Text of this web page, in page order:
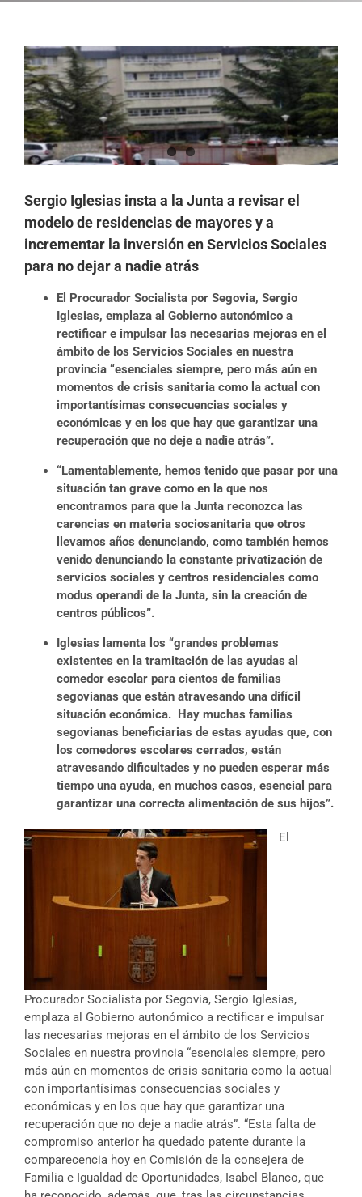
Ver
imagen
más
grande
Sergio Iglesias insta a la Junta a revisar el
modelo de residencias de mayores y a
incrementar la inversión en Servicios Sociales
para no dejar a nadie atrás
El Procurador Socialista por Segovia, Sergio
Iglesias, emplaza al Gobierno autonómico a
rectificar e impulsar las necesarias mejoras en el
ámbito de los Servicios Sociales en nuestra
provincia “esenciales siempre, pero más aún en
momentos de crisis sanitaria como la actual con
importantísimas consecuencias sociales y
económicas y en los que hay que garantizar una
recuperación que no deje a nadie atrás”.
“Lamentablemente, hemos tenido que pasar por una
situación tan grave como en la que nos
encontramos para que la Junta reconozca las
carencias en materia sociosanitaria que otros
llevamos años denunciando, como también hemos
venido denunciando la constante privatización de
servicios sociales y centros residenciales como
modus operandi de la Junta, sin la creación de
centros públicos”.
Iglesias lamenta los “grandes problemas
existentes en la tramitación de las ayudas al
comedor escolar para cientos de familias
segovianas que están atravesando una difícil
situación económica. Hay muchas familias
segovianas beneficiarias de estas ayudas que, con
los comedores escolares cerrados, están
atravesando dificultades y no pueden esperar más
tiempo una ayuda, en muchos casos, esencial para
garantizar una correcta alimentación de sus hijos”.
El
Procurador Socialista por Segovia, Sergio Iglesias,
emplaza al Gobierno autonómico a rectificar e impulsar
las necesarias mejoras en el ámbito de los Servicios
Sociales en nuestra provincia “esenciales siempre, pero
más aún en momentos de crisis sanitaria como la actual
con importantísimas consecuencias sociales y
económicas y en los que hay que garantizar una
recuperación que no deje a nadie atrás”. “Esta falta de
compromiso anterior ha quedado patente durante la
comparecencia hoy en Comisión de la consejera de
Familia e Igualdad de Oportunidades, Isabel Blanco, que